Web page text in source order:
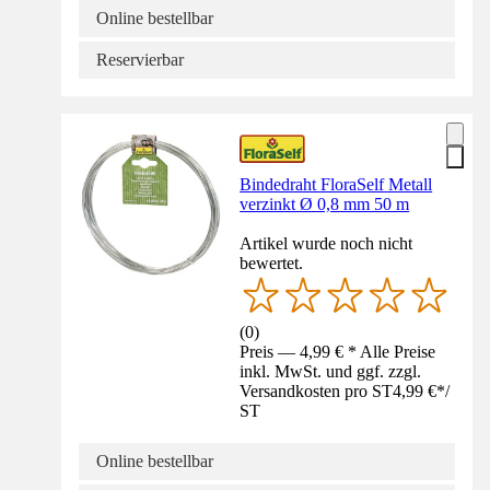
Online bestellbar
Reservierbar
Bindedraht FloraSelf Metall
verzinkt Ø 0,8 mm 50 m
Artikel wurde noch nicht
bewertet.
(0)
Preis — 4,99 € * Alle Preise
inkl. MwSt. und ggf. zzgl.
Versandkosten pro ST4,99 €*/
ST
Online bestellbar